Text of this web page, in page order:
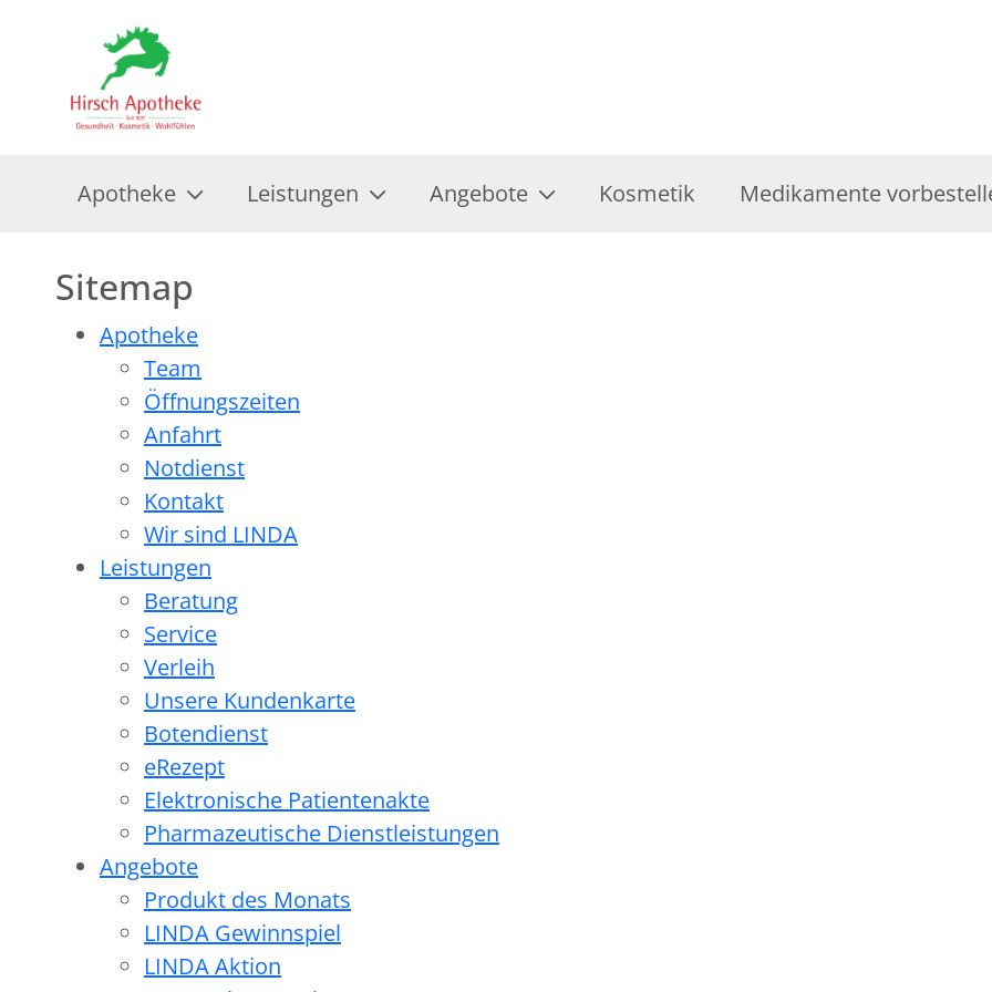
Apotheke Leistungen Angebote Kosmetik Medikamente
Sitemap
Apotheke
Team
Öffnungszeiten
Anfahrt
Notdienst
Kontakt
Wir sind LINDA
Leistungen
Beratung
Service
Verleih
Unsere Kundenkarte
Botendienst
eRezept
Elektronische Patientenakte
Pharmazeutische Dienstleistungen
Angebote
Produkt des Monats
LINDA Gewinnspiel
LINDA Aktion